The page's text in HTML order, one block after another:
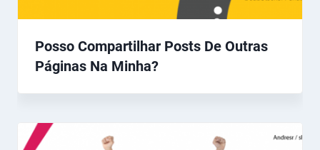
Posso Compartilhar Posts De Outras
Páginas Na Minha?